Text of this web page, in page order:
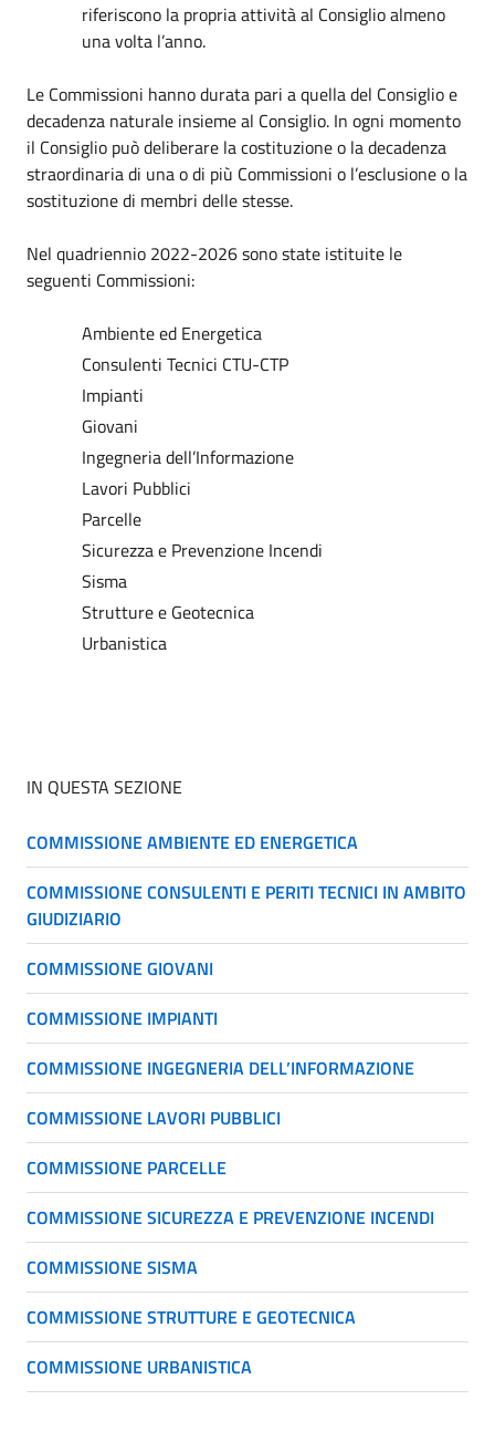
riferiscono la propria attività al Consiglio almeno
una volta l’anno.
Le Commissioni hanno durata pari a quella del Consiglio e
decadenza naturale insieme al Consiglio. In ogni momento
il Consiglio può deliberare la costituzione o la decadenza
straordinaria di una o di più Commissioni o l’esclusione o la
sostituzione di membri delle stesse.
Nel quadriennio 2022-2026 sono state istituite le
seguenti Commissioni:
Ambiente ed Energetica
Consulenti Tecnici CTU-CTP
Impianti
Giovani
Ingegneria dell’Informazione
Lavori Pubblici
Parcelle
Sicurezza e Prevenzione Incendi
Sisma
Strutture e Geotecnica
Urbanistica
IN QUESTA SEZIONE
COMMISSIONE AMBIENTE ED ENERGETICA
COMMISSIONE CONSULENTI E PERITI TECNICI IN AMBITO
GIUDIZIARIO
COMMISSIONE GIOVANI
COMMISSIONE IMPIANTI
COMMISSIONE INGEGNERIA DELL’INFORMAZIONE
COMMISSIONE LAVORI PUBBLICI
COMMISSIONE PARCELLE
COMMISSIONE SICUREZZA E PREVENZIONE INCENDI
COMMISSIONE SISMA
COMMISSIONE STRUTTURE E GEOTECNICA
COMMISSIONE URBANISTICA